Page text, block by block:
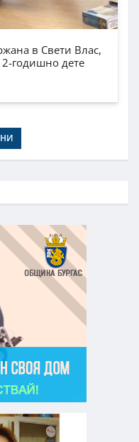
в Свети Влас,
годишно дете